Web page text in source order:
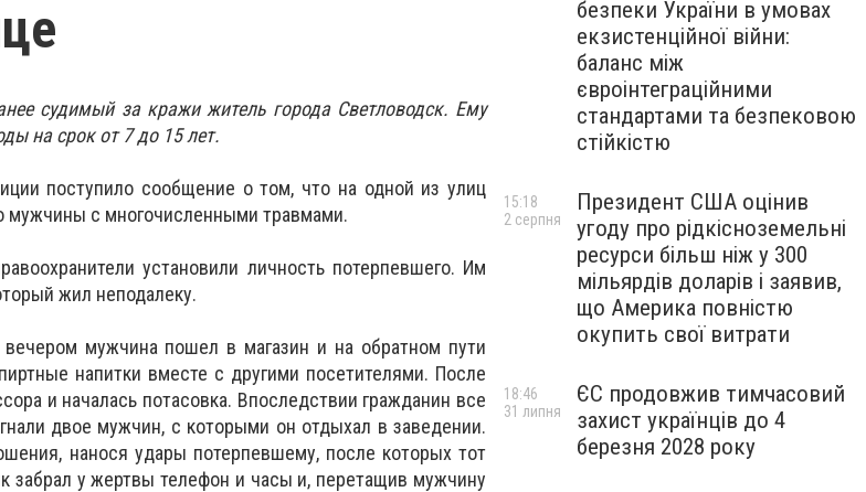
судимый за кражи житель города Светловодск. Ему
на срок от 7 до 15 лет.
поступило сообщение о том, что на одной из улиц
мужчины с многочисленными травмами.
установили личность потерпевшего. Им
жил неподалеку.
вечером мужчина пошел в магазин и на обратном пути
напитки вместе с другими посетителями. После
и началась потасовка. Впоследствии гражданин все
двое мужчин, с которыми он отдыхал в заведении.
нанося удары потерпевшему, после которых тот
забрал у жертвы телефон и часы и, перетащив мужчину
безпеки України в умовах
екзистенційної війни:
баланс між
євроінтеграційними
стандартами та безпековою
стійкістю
Президент США оцінив
угоду про рідкісноземельні
ресурси більш ніж у 300
мільярдів доларів і заявив,
що Америка повністю
окупить свої витрати
15:18
2 серпня
ЄС продовжив тимчасовий
захист українців до 4
березня 2028 року
18:46
31 липня